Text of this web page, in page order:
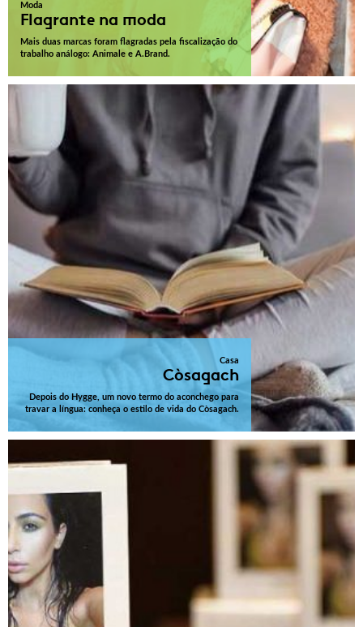
Moda
Flagrante na moda
Mais duas marcas foram flagradas pela fiscalização do
trabalho análogo: Animale e A.Brand.
Casa
Còsagach
Depois do Hygge, um novo termo do aconchego para
travar a língua: conheça o estilo de vida do Còsagach.